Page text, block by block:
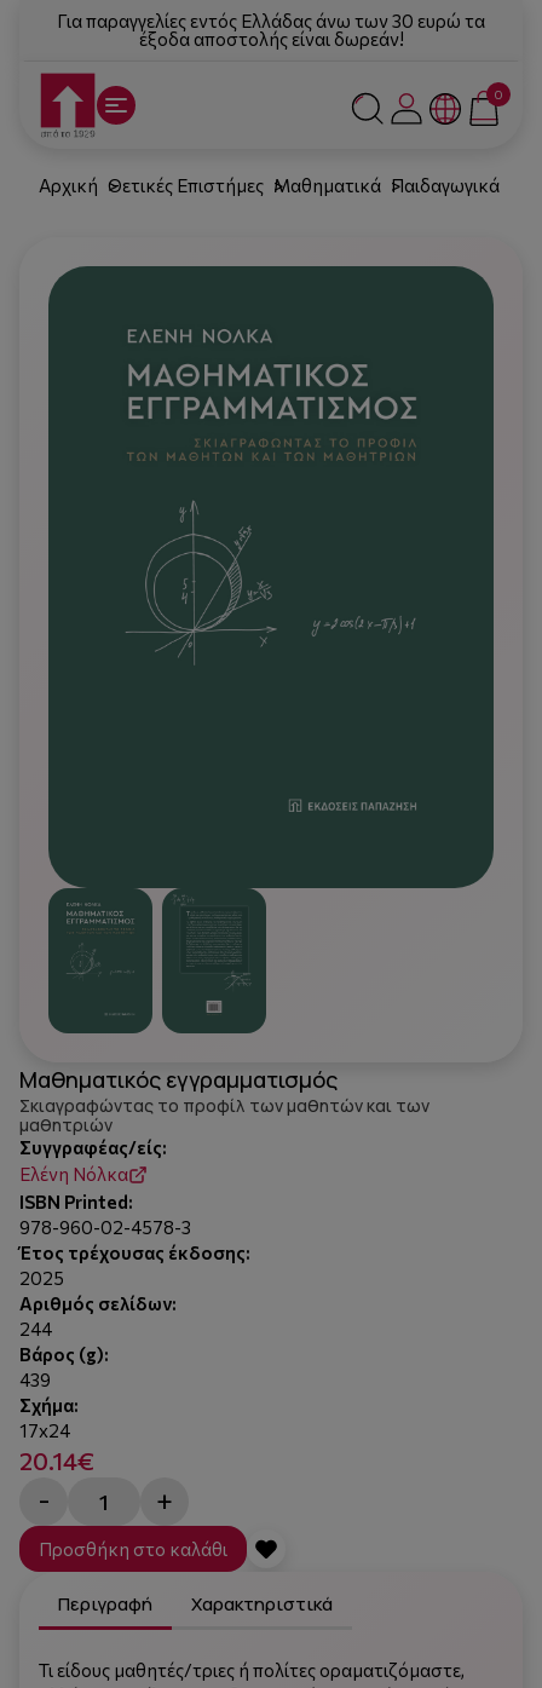
Για παραγγελίες εντός Ελλάδας άνω των 30 ευρώ τα
έξοδα αποστολής είναι δωρεάν!
0
Αρχική Θετικές Επιστήμες Μαθηματικά Παιδαγωγικά
Μαθηματικός εγγραμματισμός
Σκιαγραφώντας το προφίλ των μαθητών και των
μαθητριών
Συγγραφέας/είς:
Ελένη Νόλκα
ISBN Printed:
978-960-02-4578-3
Έτος τρέχουσας έκδοσης:
2025
Αριθμός σελίδων:
244
Βάρος (g):
439
Σχήμα:
17x24
20.14€
- +
Προσθήκη στο καλάθι
Περιγραφή Χαρακτηριστικά
Τι είδους μαθητές/τριες ή πολίτες οραματιζόμαστε,